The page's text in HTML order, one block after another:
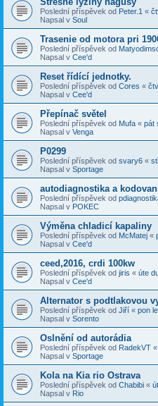
Poslední příspěvek od Peter.1 «
Napsal v Soul
Trasenie od motora pri
Poslední příspěvek od
Napsal v Cee'd
Reset řídící jednotky.
Poslední příspěvek od Cores «
Napsal v Cee'd
Přepínač světel
Poslední příspěvek od Mufa « pát
Napsal v Venga
P0299
Poslední příspěvek od svary6 «
Napsal v Sportage
autodiagnostika a
Poslední příspěvek od
Napsal v POKEC
Výměna chladicí kapaliny
Poslední příspěvek od McMatej «
Napsal v Cee'd
ceed,2016, crdi 100kw
Poslední příspěvek od jiris « úte
Napsal v Cee'd
Alternator s podtlakovou
Poslední příspěvek od Jiří « pon
Napsal v Sorento
Oslnění od autorádia
Poslední příspěvek od RadekVT «
Napsal v Sportage
Kola na Kia rio Ostrava
Poslední příspěvek od Chabibi «
Napsal v Rio